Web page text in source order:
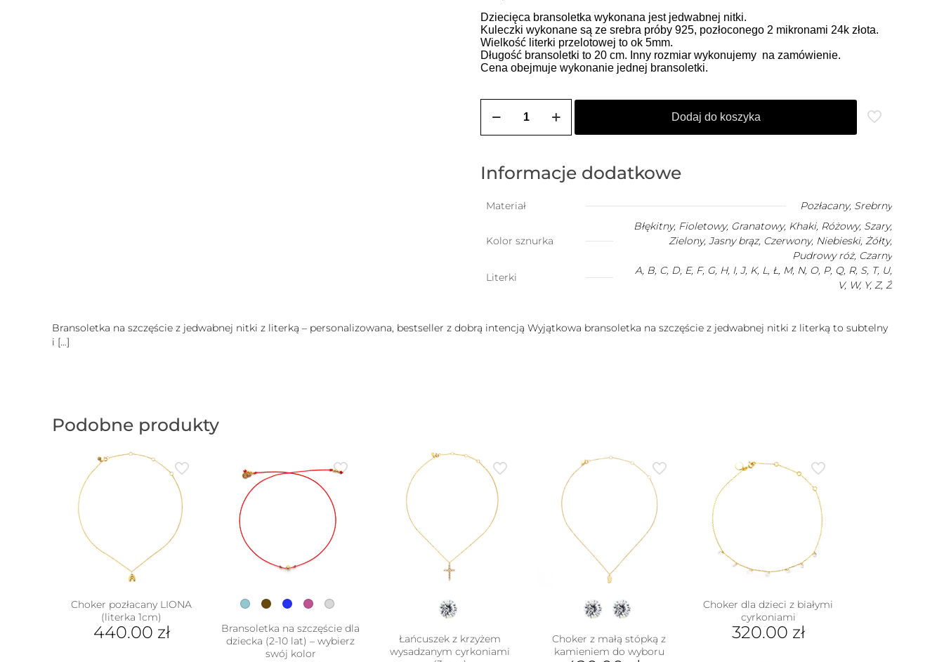
Dziecięca bransoletka wykonana jest jedwabnej nitki.
Kuleczki wykonane są ze srebra próby 925, pozłoconego 2 mikronami 24k złota.
Wielkość literki przelotowej to ok 5mm.
Długość bransoletki to 20 cm. Inny rozmiar wykonujemy na zamówienie.
Cena obejmuje wykonanie jednej bransoletki.
Bransoletka
(2-
10
Dodaj do koszyka
Informacje dodatkowe
Materiał Pozłacany, Srebrny
Kolor sznurka
Błękitny, Fioletowy, Granatowy, Khaki, Różowy, Szary,
Zielony, Jasny brąz, Czerwony, Niebieski, Żółty,
Pudrowy róż, Czarny
Literki
A, B, C, D, E, F, G, H, I, J, K, L, Ł, M, N, O, P, Q, R, S, T, U,
V, W, Y, Z, Ż
Bransoletka na szczęście z jedwabnej nitki z literką – personalizowana, bestseller z dobrą intencją Wyjątkowa bransoletka na szczęście z jedwabnej nitki z literką to subtelny
i […]
Podobne produkty
Choker pozłacany LIONA
(literka 1cm)
440.00 zł
Bransoletka na szczęście dla
dziecka (2-10 lat) – wybierz
swój kolor
Łańcuszek z krzyżem
wysadzanym cyrkoniami
Choker z małą stópką z
kamieniem do wyboru
Choker dla dzieci z białymi
cyrkoniami
320.00 zł